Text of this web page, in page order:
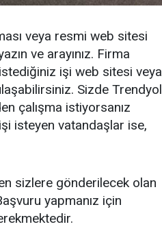
veya resmi web sitesi
ve arayınız. Firma
işi web sitesi veya
Sizde Trendyol
çalışma istiyorsanız
isteyen vatandaşlar ise,
sizlere gönderilecek olan
yapmanız için